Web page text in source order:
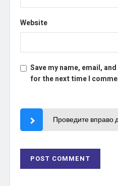
Website
Save my name, email,
for the next time I
Проведите вправо